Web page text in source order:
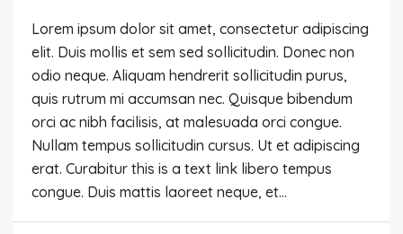
Lorem ipsum dolor sit amet, consectetur adipiscing
elit. Duis mollis et sem sed sollicitudin. Donec non
odio neque. Aliquam hendrerit sollicitudin purus,
quis rutrum mi accumsan nec. Quisque bibendum
orci ac nibh facilisis, at malesuada orci congue.
Nullam tempus sollicitudin cursus. Ut et adipiscing
erat. Curabitur this is a text link libero tempus
congue. Duis mattis laoreet neque, et...